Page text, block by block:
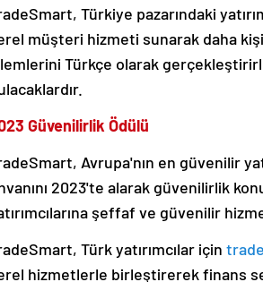
Türkiye pazarındaki
müşteri hizmeti sunarak daha
Türkçe olarak
Güvenilirlik Ödülü
Avrupa'nın en güvenilir
2023'te alarak güvenilirlik
şeffaf ve güvenilir
Türk yatırımcılar için
hizmetlerle birleştirerek finans